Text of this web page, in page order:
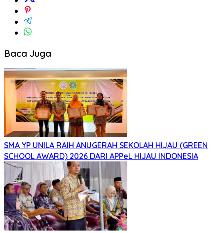
Baca Juga
SMA YP UNILA RAIH ANUGERAH SEKOLAH HIJAU (GREEN
SCHOOL AWARD) 2026 DARI APPeL HIJAU INDONESIA